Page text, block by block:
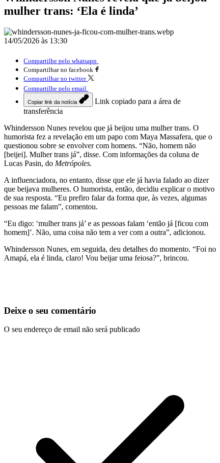
mulher trans: ‘Ela é linda’
14/05/2026 às 13:30
Compartilhe pelo whatsapp
Compartilhar no facebook
Compartilhar no twitter
Compartilhe pelo email
Copiar link da notícia
Link copiado para a área de
transferência
Whindersson Nunes revelou que já beijou uma mulher trans. O
humorista fez a revelação em um papo com Maya Massafera, que o
questionou sobre se envolver com homens. “Não, homem não
[beijei]. Mulher trans já”, disse. Com informações da coluna de
Lucas Pasin, do Metrópoles.
A influenciadora, no entanto, disse que ele já havia falado ao dizer
que beijava mulheres. O humorista, então, decidiu explicar o motivo
de sua resposta. “Eu prefiro falar da forma que, às vezes, algumas
pessoas me falam”, comentou.
“Eu digo: ‘mulher trans já’ e as pessoas falam ‘então já [ficou com
homem]’. Não, uma coisa não tem a ver com a outra”, adicionou.
Whindersson Nunes, em seguida, deu detalhes do momento. “Foi no
Amapá, ela é linda, claro! Vou beijar uma feiosa?”, brincou.
Deixe o seu comentário
O seu endereço de email não será publicado